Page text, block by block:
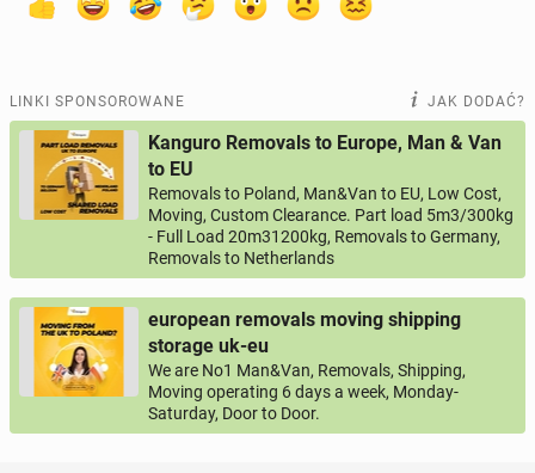
LINKI SPONSOROWANE JAK DODAĆ?
Kanguro Removals to Europe, Man & Van
to EU
Removals to Poland, Man&Van to EU, Low Cost,
Moving, Custom Clearance. Part load 5m3/300kg
- Full Load 20m31200kg, Removals to Germany,
Removals to Netherlands
european removals moving shipping
storage uk-eu
We are No1 Man&Van, Removals, Shipping,
Moving operating 6 days a week, Monday-
Saturday, Door to Door.